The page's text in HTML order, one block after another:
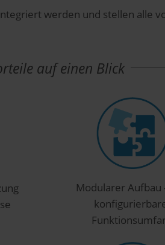
werden und stellen alle
auf einen Blick
Modularer Aufbau